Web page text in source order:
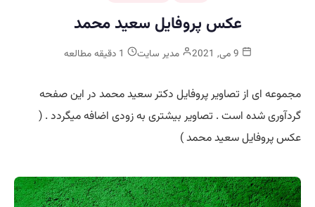
عکس پروفایل سعید محمد
مدیر سایت
مجموعه ای از تصاویر پروفایل دکتر سعید محمد در این صفحه
گردآوری شده است . تصاویر بیشتری به زودی اضافه میگردد . (
عکس پروفایل سعید محمد )